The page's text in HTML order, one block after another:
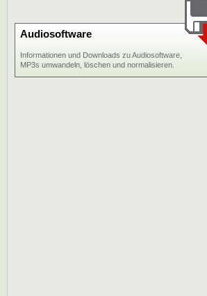
Audiosoftware
Informationen und Downloads zu Audiosoftware,
MP3s umwandeln, löschen und normalisieren.